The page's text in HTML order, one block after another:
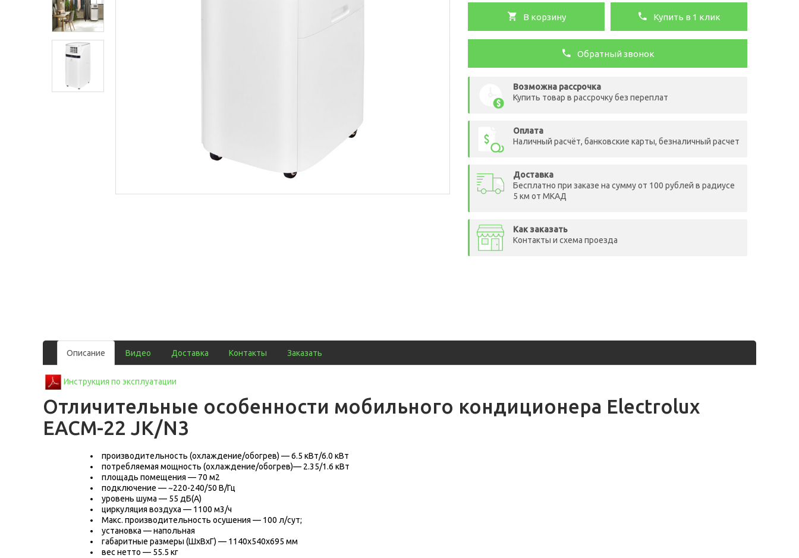
В корзину Купить в 1 клик
Обратный звонок
Возможна рассрочка
Купить товар в рассрочку без переплат
Оплата
Наличный расчёт, банковские карты, безналичный расчет
Доставка
Бесплатно при заказе на сумму от 100 рублей в радиусе
5 км от МКАД
Как заказать
Контакты и схема проезда
Описание Видео Доставка Контакты Заказать
Инструкция по эксплуатации
Отличительные особенности мобильного кондиционера Electrolux
EACM-22 JK/N3
производительность (охлаждение/обогрев) — 6.5 кВт/6.0 кВт
потребляемая мощность (охлаждение/обогрев)— 2.35/1.6 кВт
площадь помещения — 70 м2
подключение — ~220-240/50 В/Гц
уровень шума — 55 дБ(А)
циркуляция воздуха — 1100 м3/ч
Макс. производительность осушения — 100 л/сут;
установка — напольная
габаритные размеры (ШхВхГ) — 1140x540x695 мм
вес нетто — 55.5 кг